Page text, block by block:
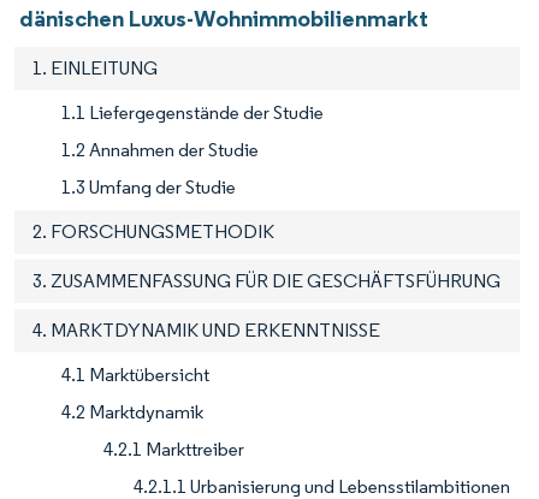
dänischen Luxus-Wohnimmobilienmarkt
1. EINLEITUNG
1.1 Liefergegenstände der Studie
1.2 Annahmen der Studie
1.3 Umfang der Studie
2. FORSCHUNGSMETHODIK
3. ZUSAMMENFASSUNG FÜR DIE GESCHÄFTSFÜHRUNG
4. MARKTDYNAMIK UND ERKENNTNISSE
4.1 Marktübersicht
4.2 Marktdynamik
4.2.1 Markttreiber
4.2.1.1 Urbanisierung und Lebensstilambitionen